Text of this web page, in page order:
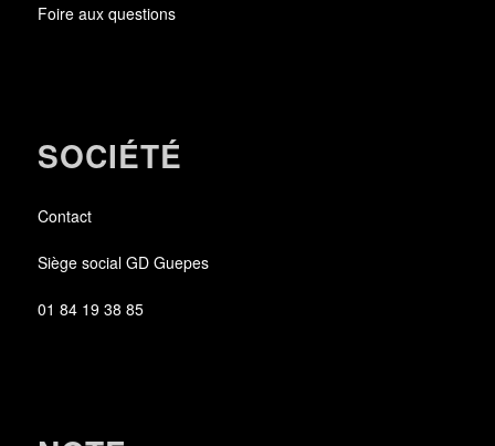
Foire aux questions
SOCIÉTÉ
Contact
Siège social GD Guepes
01 84 19 38 85